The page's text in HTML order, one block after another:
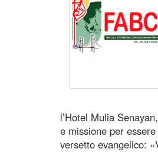
l’Hotel Mulia
e missione per
versetto evangelico: